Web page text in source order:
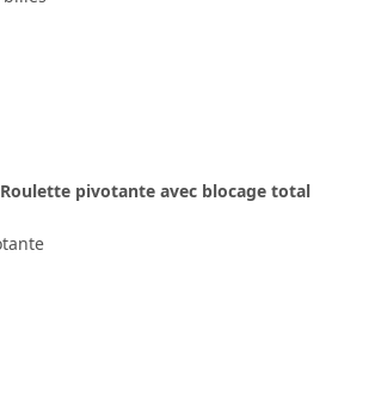
Roulette pivotante avec blocage total